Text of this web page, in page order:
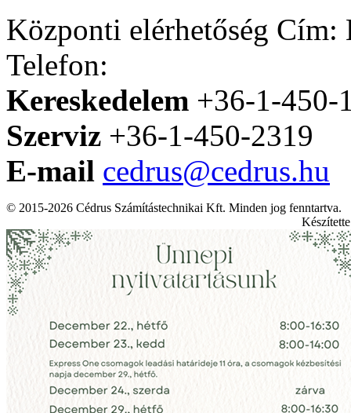
Központi elérhetőség Cím:
Telefon:
Kereskedelem +36-1-450-
Szerviz +36-1-450-2319
E-mail cedrus@cedrus.hu
© 2015-2026 Cédrus Számítástechnikai Kft. Minden jog fenntartva.